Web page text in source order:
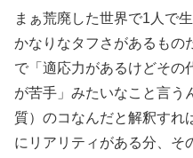
まぁ荒廃した世界で1人で
かなりなタフさがあるもの
で「適応力があるけどその
が苦手」みたいなこと言う
質）のコなんだと解釈すれ
にリアリティがある分、そ